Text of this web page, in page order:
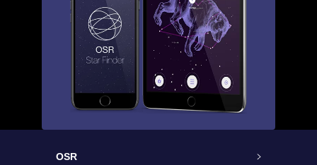
OSR